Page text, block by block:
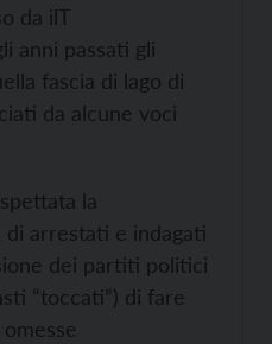
da ilT
anni passati gli
fascia di lago di
da alcune voci
la
di arrestati e indagati
dei partiti politici
“toccati”) di fare